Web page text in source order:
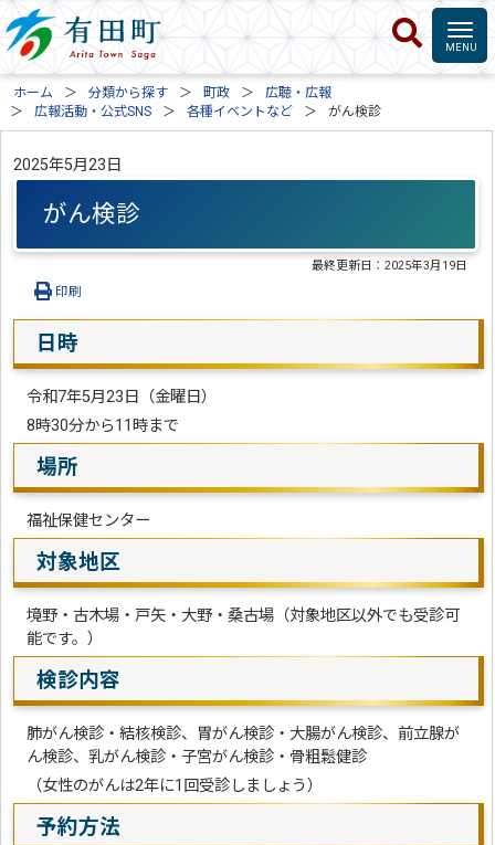
ホーム 分類から探す 町政
広聴・広報
広報活動・公式SNS
各種イベントなど がん検診
2025年5月23日
がん検診
最終更新日：2025年3月19日
印刷
日時
令和7年5月23日（金曜日）
8時30分から11時まで
場所
福祉保健センター
対象地区
境野・古木場・戸矢・大野・桑古場（対象地区以外でも受診可
能です。）
検診内容
肺がん検診・結核検診、胃がん検診・大腸がん検診、前立腺が
ん検診、乳がん検診・子宮がん検診・骨粗鬆健診
（女性のがんは2年に1回受診しましょう）
予約方法